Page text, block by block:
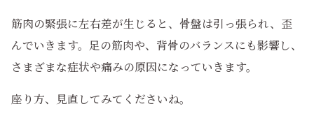
筋肉の緊張に左右差が生じると、骨盤は引っ張られ、歪
んでいきます。足の筋肉や、背骨のバランスにも影響し、
さまざまな症状や痛みの原因になっていきます。
座り方、見直してみてくださいね。